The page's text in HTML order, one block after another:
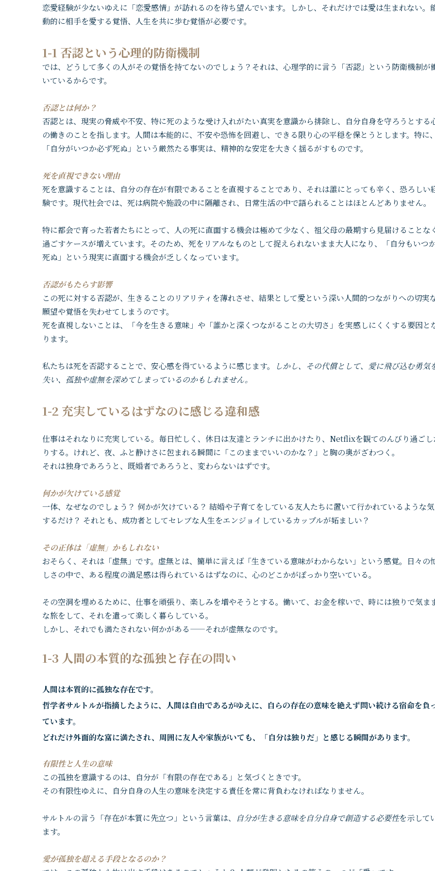
恋愛経験が少ないゆえに「恋愛感情」が訪れるのを待ち望んでいます。しかし、それだけでは愛は生まれない。
動的に相手を愛する覚悟、人生を共に歩む覚悟が必要です。
1-1 否認という心理的防衛機制
では、どうして多くの人がその覚悟を持てないのでしょう？それは、心理学的に言う「否認」という防衛機制が
いているからです。
否認とは何か？
否認とは、現実の脅威や不安、特に死のような受け入れがたい真実を意識から排除し、自分自身を守ろうとする
の働きのことを指します。人間は本能的に、不安や恐怖を回避し、できる限り心の平穏を保とうとします。特に
「自分がいつか必ず死ぬ」という厳然たる事実は、精神的な安定を大きく揺るがすものです。
死を直視できない理由
死を意識することは、自分の存在が有限であることを直視することであり、それは誰にとっても辛く、恐ろしい
験です。現代社会では、死は病院や施設の中に隔離され、日常生活の中で語られることはほとんどありません。
特に都会で育った若者たちにとって、人の死に直面する機会は極めて少なく、祖父母の最期すら見届けることな
過ごすケースが増えています。そのため、死をリアルなものとして捉えられないまま大人になり、「自分もいつ
死ぬ」という現実に直面する機会が乏しくなっています。
否認がもたらす影響
この死に対する否認が、生きることのリアリティを薄れさせ、結果として愛という深い人間的つながりへの切実
願望や覚悟を失わせてしまうのです。
死を直視しないことは、「今を生きる意味」や「誰かと深くつながることの大切さ」を実感しにくくする要因と
ります。
私たちは死を否認することで、安心感を得ているように感じます。
しかし、その代償として、愛に飛び込む勇気
失い、孤独や虚無を深めてしまっているのかもしれません。
1-2 充実しているはずなのに感じる違和感
仕事はそれなりに充実している。毎日忙しく、休日は友達とランチに出かけたり、Netflixを観てのんびり過ごし
りする。けれど、夜、ふと静けさに包まれる瞬間に「このままでいいのかな？」と胸の奥がざわつく。
それは独身であろうと、既婚者であろうと、変わらないはずです。
何かが欠けている感覚
一体、なぜなのでしょう？ 何かが欠けている？ 結婚や子育てをしている友人たちに置いて行かれているような
するだけ？ それとも、成功者としてセレブな人生をエンジョイしているカップルが妬ましい？
その正体は「虚無」かもしれない
おそらく、それは「虚無」です。虚無とは、簡単に言えば「生きている意味がわからない」という感覚。日々の
しさの中で、ある程度の満足感は得られているはずなのに、心のどこかがぽっかり空いている。
その空洞を埋めるために、仕事を頑張り、楽しみを増やそうとする。働いて、お金を稼いで、時には独りで気ま
な旅をして、それを遣って楽しく暮らしている。
しかし、それでも満たされない何かがある——それが虚無なのです。
1-3 人間の本質的な孤独と存在の問い
人間は本質的に孤独な存在です。
哲学者サルトルが指摘したように、人間は自由であるがゆえに、自らの存在の意味を絶えず問い続ける宿命を負
ています。
どれだけ外面的な富に満たされ、周囲に友人や家族がいても、「自分は独りだ」と感じる瞬間があります。
有限性と人生の意味
この孤独を意識するのは、自分が「有限の存在である」と気づくときです。
その有限性ゆえに、自分自身の人生の意味を決定する責任を常に背負わなければなりません。
サルトルの言う「存在が本質に先立つ」という言葉は、 自分が生きる意味を自分自身で創造する必要性を示して
ます。
愛が孤独を超える手段となるのか？